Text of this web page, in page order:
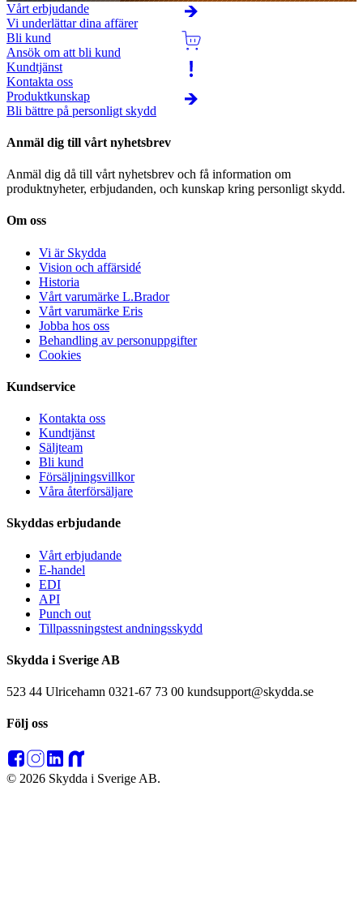
Vårt erbjudande
Vi underlättar dina affärer
Bli kund
Ansök om att bli kund
Kundtjänst
Kontakta oss
Produktkunskap
Bli bättre på personligt skydd
Anmäl dig till vårt nyhetsbrev
Anmäl dig då till vårt nyhetsbrev och få information om
produktnyheter, erbjudanden, och kunskap kring personligt skydd.
Om oss
Vi är Skydda
Vision och affärsidé
Historia
Vårt varumärke L.Brador
Vårt varumärke Eris
Jobba hos oss
Behandling av personuppgifter
Cookies
Kundservice
Kontakta oss
Kundtjänst
Säljteam
Bli kund
Försäljningsvillkor
Våra återförsäljare
Skyddas erbjudande
Vårt erbjudande
E-handel
EDI
API
Punch out
Tillpassningstest andningsskydd
Skydda i Sverige AB
523 44 Ulricehamn 0321-67 73 00 kundsupport@skydda.se
Följ oss
© 2026 Skydda i Sverige AB.